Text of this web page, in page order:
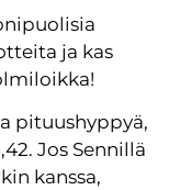
ja kas
pituushyppyä,
Jos Sennillä
kanssa,